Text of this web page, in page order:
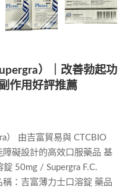
）｜改善勃起功
作用好評推薦
） 由吉富貿易與 CTCBIO
障礙設計的高效口服藥品 基
50mg / Supergra F.C.
稱：吉富薄力士口溶錠 藥品